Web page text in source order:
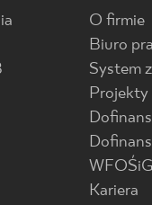
O firmie
Biuro
System
Projekty
Kariera